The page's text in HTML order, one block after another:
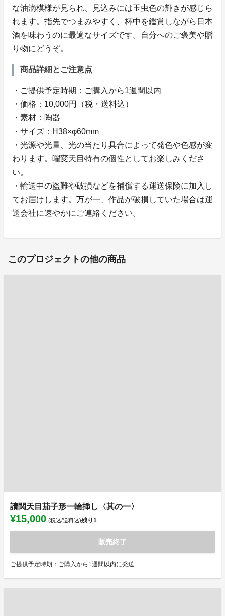
な油滴模様が見られ、見込みには玉虫色の輝きが感じら
れます。指先でつまみやすく、杯中を鑑賞しながら日本
酒を味わうのに最適なサイズです。自分へのご褒美や贈
り物にどうぞ。
商品詳細とご注意点
・ご提供予定時期：ご購入から1週間以内
・価格：10,000円（税・送料込）
・素材：陶器
・サイズ：H38×φ60mm
・光源や光量、光の当たり具合によって発色や色感が変
わります。曜変天目特有の個性としてお楽しみくださ
い。
・輸送中の盗難や破損などを補償する運送保険に加入し
てお届けします。万が一、作品が破損していた場合は運
送会社に速やかにご連絡ください。
このプロジェクトの他の商品
請関天目茄子形一輪挿し〈其の一〉
¥15,000 (税込/送料込)残り1
販売終了
ご提供予定時期：ご購入から1週間以内に発送